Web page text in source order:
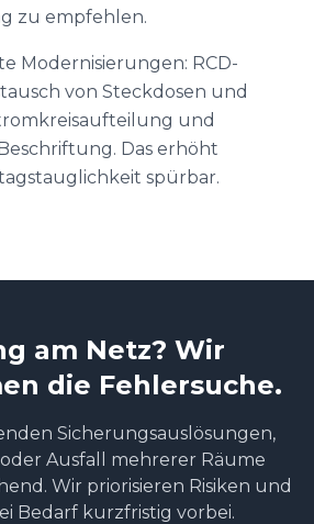
zu empfehlen.
Modernisierungen: RCD-
von Steckdosen und
und
Das erhöht
spürbar.
am Netz? Wir
die Fehlersuche.
Sicherungsauslösungen,
Ausfall mehrerer Räume
Wir priorisieren Risiken und
Bedarf kurzfristig vorbei.